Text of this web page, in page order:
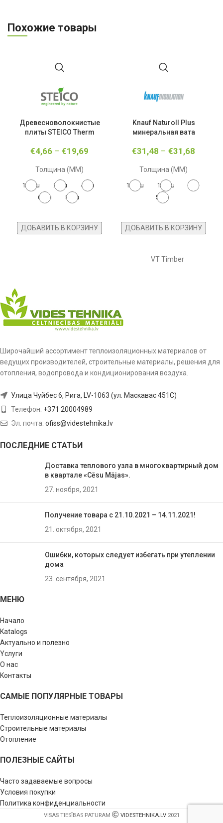
Похожие товары
Древесноволокнистые
плиты STEICO Therm
€4,66 – €19,69
Толщина (MM)
100-ru 20-ru
40-ru
60-ru
80-ru
ДОБАВИТЬ В КОРЗИНУ
Knauf Naturoll Plus
минеральная вата
€31,48 – €31,68
Толщина (MM)
100-ru 150-ru
200
50-ru
ДОБАВИТЬ В КОРЗИНУ
VT Timber
Широчайший ассортимент теплоизоляционных материалов от
ведущих производителей, строительные материалы, решения для
отопления, водопровода и кондиционирования воздуха.
Улица Чуйбес 6, Рига, LV-1063 (ул. Маскавас 451C)
Телефон: +371 20004989
Эл. почта: ofiss@videstehnika.lv
ПОСЛЕДНИЕ СТАТЬИ
Доставка теплового узла в многоквартирный дом
в квартале «Cēsu Mājas».
27. ноября, 2021
Получение товара с 21.10.2021 – 14.11.2021!
21. октября, 2021
Ошибки, которых следует избегать при утеплении
домa
23. сентября, 2021
МЕНЮ
Начало
Katalogs
Актуально и полезно
Yслуги
О нас
Kонтакты
САМЫЕ ПОПУЛЯРНЫЕ ТОВАРЫ
Теплоизоляционные материалы
Строительные материалы
Отопление
ПОЛЕЗНЫЕ САЙТЫ
Часто задаваемые вопросы
Условия покупки
Политика конфиденциальности
VISAS TIESĪBAS PATURAM VIDESTEHNIKA.LV2021